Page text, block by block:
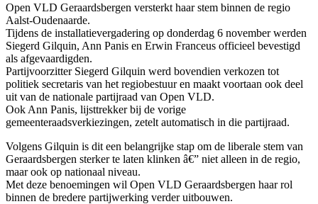
Open VLD Geraardsbergen versterkt haar stem binnen de regio
Aalst-Oudenaarde.
Tijdens de installatievergadering op donderdag 6 november werden
Siegerd Gilquin, Ann Panis en Erwin Franceus officieel bevestigd
als afgevaardigden.
Partijvoorzitter Siegerd Gilquin werd bovendien verkozen tot
politiek secretaris van het regiobestuur en maakt voortaan ook deel
uit van de nationale partijraad van Open VLD.
Ook Ann Panis, lijsttrekker bij de vorige
gemeenteraadsverkiezingen, zetelt automatisch in die partijraad.
Volgens Gilquin is dit een belangrijke stap om de liberale stem van
Geraardsbergen sterker te laten klinken â€” niet alleen in de regio,
maar ook op nationaal niveau.
Met deze benoemingen wil Open VLD Geraardsbergen haar rol
binnen de bredere partijwerking verder uitbouwen.